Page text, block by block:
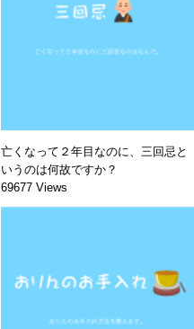
亡くなって２年目なのに、三回忌と
いうのは何故ですか？
69677 Views